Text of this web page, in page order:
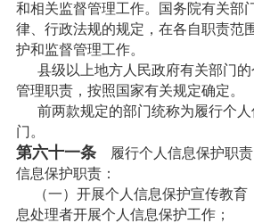
和相关监督管理工作。国务院有关部
律、行政法规的规定，在各自职责范
护和监督管理工作。
县级以上地方人民政府有关部门的
管理职责，按照国家有关规定确定。
前两款规定的部门统称为履行个人
门。
第六十一条履行个人信息保护职责
信息保护职责：
（一）开展个人信息保护宣传教育
息处理者开展个人信息保护工作；